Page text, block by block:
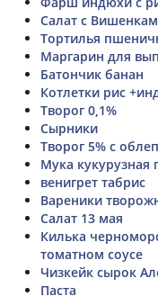
Салат с
Тортилья
Маргарин для
Батончик банан
Котлетки рис
Творог 0,1%
Сырники
Творог 5% с
Мука кукурузная
венигрет табрис
Вареники
Салат 13 мая
Килька
томатном соусе
Чизкейк сырок
Паста